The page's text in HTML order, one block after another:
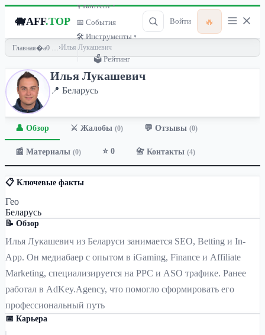
🐗AFF.TOP
🎙 Контент ▾
📅 События
🛠 Инструменты ▾
🗳 Рейтинг
Войти 🔥
Главная › Илья Лукашевич
Илья Лукашевич
📍 Беларусь
👤 Обзор ⚔️ Жалобы (0) 💬 Отзывы (0)
📰 Материалы (0) ⭐ 0 📇 Контакты (4)
📋 Ключевые факты
Гео
Беларусь
📝 Обзор
Илья Лукашевич из Беларуси занимается SEO, Betting и In-
App. Он медиабаер с опытом в iGaming, Finance и Affiliate
Marketing, специализируется на PPC и ASO трафике. Ранее
работал в AdKey.Agency, что помогло сформировать его
профессиональный путь
📅 Карьера